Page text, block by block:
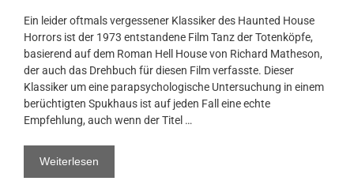
Ein leider oftmals vergessener Klassiker des Haunted House
Horrors ist der 1973 entstandene Film Tanz der Totenköpfe,
basierend auf dem Roman Hell House von Richard Matheson,
der auch das Drehbuch für diesen Film verfasste. Dieser
Klassiker um eine parapsychologische Untersuchung in einem
berüchtigten Spukhaus ist auf jeden Fall eine echte
Empfehlung, auch wenn der Titel …
Weiterlesen